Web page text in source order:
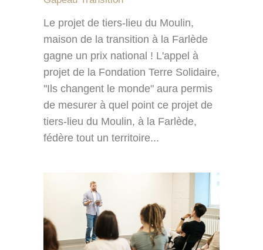
Le projet de tiers-lieu du Moulin,
maison de la transition à la Farlède
gagne un prix national ! L'appel à
projet de la Fondation Terre Solidaire,
"Ils changent le monde" aura permis
de mesurer à quel point ce projet de
tiers-lieu du Moulin, à la Farlède,
fédère tout un territoire...